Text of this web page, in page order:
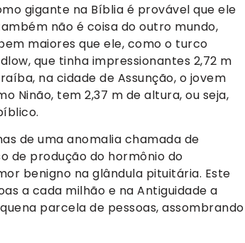
gigante na Bíblia é provável que ele
não é coisa do outro mundo,
maiores que ele, como o turco
que tinha impressionantes 2,72 m
na cidade de Assunção, o jovem
Ninão, tem 2,37 m de altura, ou seja,
de uma anomalia chamada de
de produção do hormônio do
benigno na glândula pituitária. Este
a cada milhão e na Antiguidade a
parcela de pessoas, assombrando